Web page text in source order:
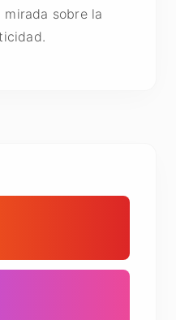
mirada sobre la